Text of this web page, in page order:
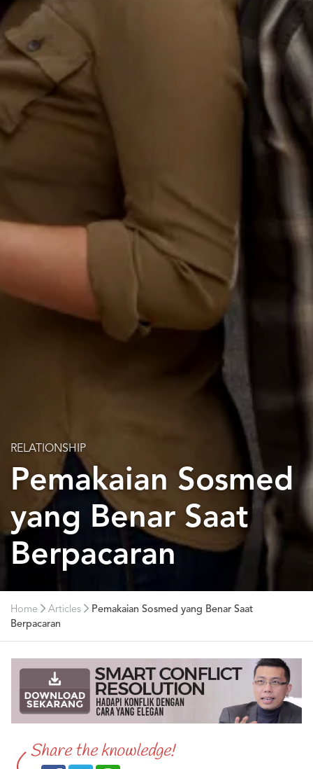
RELATIONSHIP
Pemakaian Sosmed
yang Benar Saat
Berpacaran
Home Articles
Pemakaian Sosmed yang Benar Saat
Berpacaran
Share the knowledge!